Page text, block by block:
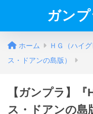
ガン
ホーム ＨＧ（ハイグ
ス・ドアンの島版）
【ガンプラ】
ス・ドアンの島